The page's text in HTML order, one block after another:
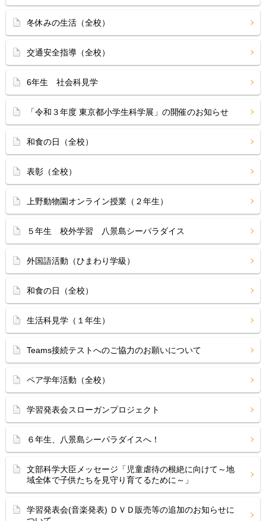
冬休みの生活（全校）
交通安全指導（全校）
6年生 社会科見学
「令和３年度 東京都小学生科学展」の開催のお知らせ
和食の日（全校）
表彰（全校）
上野動物園オンライン授業（２年生）
５年生 校外学習 八景島シーパラダイス
外国語活動（ひまわり学級）
和食の日（全校）
生活科見学（１年生）
Teams接続テストへのご協力のお願いについて
ペア学年活動（全校）
学習発表会スローガンプロジェクト
６年生、八景島シーパラダイスへ！
文部科学大臣メッセージ「児童虐待の根絶に向けて～地
域全体で子供たちを見守り育てるために～」
学習発表会(音楽発表) ＤＶＤ販売等の追加のお知らせに